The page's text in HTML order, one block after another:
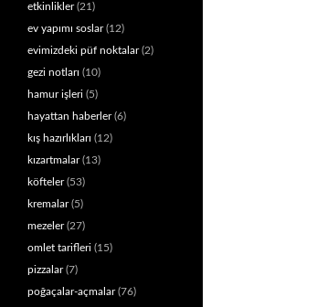
etkinlikler(21)
ev yapımı soslar(12)
evimizdeki püf noktalar(2)
gezi notları (10)
hamur işleri (5)
hayattan haberler(6)
kış hazırlıkları (12)
kızartmalar(13)
köfteler(53)
kremalar(5)
mezeler(27)
omlet tarifleri (15)
pizzalar(7)
poğaçalar-açmalar(76)